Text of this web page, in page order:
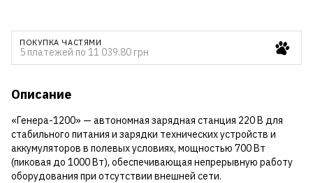
ПОКУПКА ЧАСТЯМИ
5 платежей по 11 039.80 грн
Описание
«Генера-1200» — автономная зарядная станция 220 В для
стабильного питания и зарядки технических устройств и
аккумуляторов в полевых условиях, мощностью 700 Вт
(пиковая до 1000 Вт), обеспечивающая непрерывную работу
оборудования при отсутствии внешней сети.